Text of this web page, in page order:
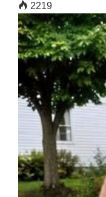
2219